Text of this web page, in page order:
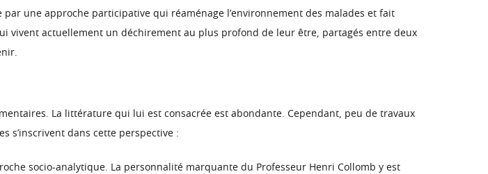
par une approche participative qui réaménage l’environnement des malades et fait
vivent actuellement un déchirement au plus profond de leur être, partagés entre deux
La littérature qui lui est consacrée est abondante. Cependant, peu de travaux
s’inscrivent dans cette perspective :
socio-analytique. La personnalité marquante du Professeur Henri Collomb y est